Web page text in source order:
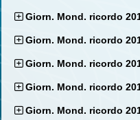
Giorn. Mond. ricordo
Giorn. Mond. ricordo
Giorn. Mond. ricordo
Giorn. Mond. ricordo
Giorn. Mond. ricordo